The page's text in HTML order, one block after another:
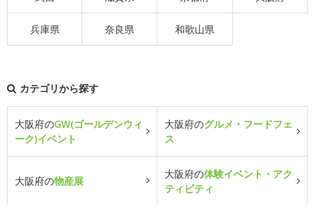
兵庫県 奈良県 和歌山県
カテゴリから探す
大阪府のGW(ゴールデンウィ
ーク)イベント
大阪府のグルメ・フードフェ
ス
大阪府の物産展
大阪府の体験イベント・アク
ティビティ